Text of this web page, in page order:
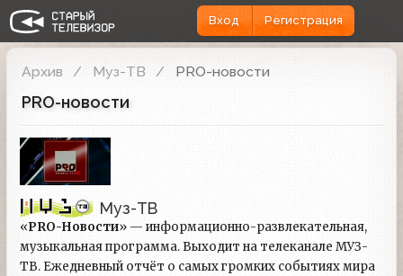
Вход Регистрация
Архив Муз-ТВ PRO-новости
PRO-новости
Муз-ТВ
«PRO-Новости» — информационно-развлекательная,
музыкальная программа. Выходит на телеканале МУЗ-
ТВ. Ежедневный отчёт о самых громких событиях мира